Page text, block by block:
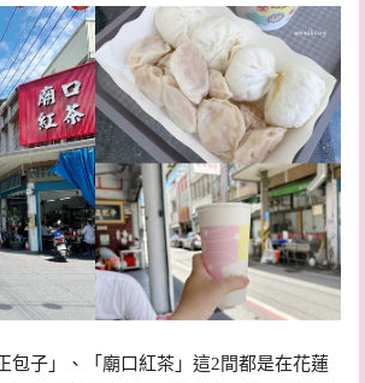
包子」、「廟口紅茶」這2間都是在花蓮